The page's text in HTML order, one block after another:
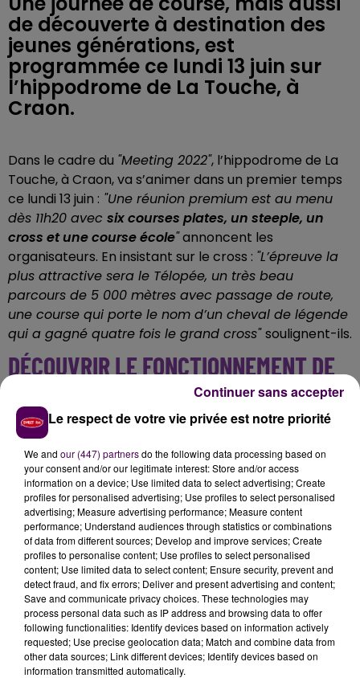
de découverte à destination des
jeunes générations, est
programmée ce lundi 13 juin sur
l’hippodrome de La Touche, à
Craon.
Dans le cadre du "Meeting 2022", l’hippodrome de La
Touche, à Craon, va s’animer dans un premier temps
ce lundi 13 juin : "Une réunion premium est au menu
dès 11h20 avec six courses plates, un steeple, un
cross et une course école"annoncent les
organisateurs. En insistant sur le cross : "L’épreuve la
plus attractive sera le Télopée, un très beau
parcours de 5 000 mètres avec passage de route,
une course qui porte le nom d’un cheval de légende
qui a gagné quatre fois le grand cross"soulignent-ils.
DÉCOUVRIR LE FONCTIONNEMENT DE
Plus de deux-cents élèves venus des écoles primaires
de Craon, de Ballots, de Quelaines-Saint-Gault et de la
Maison Familiale Rurale de Craon seront présents sur
l’hippodrome : visite des pistes et des installations
techniques, rencontres avec des professionnels,
pique-nique, goûter et tombola les attendent."Les
enfants pourront comprendre comment fonctionnent
les courses hippiques etse familiariser avec ce vrai
grand patrimoine local que sont les courses de
Craon depuis 1848!"argumente-t-on.
Le respect de votre vie privée est notre priorité
We and our (447) partnersdo the following data processing based on
your consent and/or our legitimate interest: Store and/or access
information on a device; Use limited data to select advertising; Create
profiles for personalised advertising; Use profiles to select personalised
advertising; Measure advertising performance; Measure content
performance; Understand audiences through statistics or combinations
of data from different sources; Develop and improve services; Create
profiles to personalise content; Use profiles to select personalised
content; Use limited data to select content; Ensure security, prevent and
detect fraud, and fix errors; Deliver and present advertising and content;
Save and communicate privacy choices. These technologies may
process personal data such as IP address and browsing data to offer
following functionalities: Identify devices based on information actively
requested; Use precise geolocation data; Match and combine data from
other data sources; Link different devices; Identify devices based on
information transmitted automatically.
Continuer sans accepter